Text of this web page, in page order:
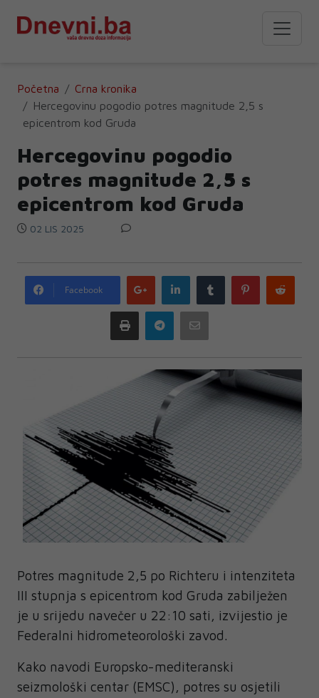
Početna
Crna kronika
Hercegovinu pogodio potres magnitude 2,5 s
epicentrom kod Gruda
Hercegovinu pogodio
potres magnitude 2,5 s
epicentrom kod Gruda
02 LIS 2025
Facebook
Google
plus
LinkedIn Tumblr Pinterest
Print Telegram
Potres magnitude 2,5 po Richteru i intenziteta
III stupnja s epicentrom kod Gruda zabilježen
je u srijedu navečer u 22:10 sati, izvijestio je
Federalni hidrometeorološki zavod.
Kako navodi Europsko-mediteranski
seizmološki centar (EMSC), potres su osjetili